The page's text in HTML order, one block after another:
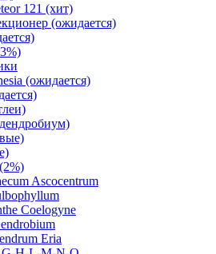
121 (хит)
(ожидается)
(ожидается)
Ascocentrum
Coelogyne
Eria